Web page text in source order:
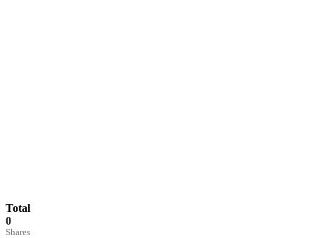
Total
0
Shares